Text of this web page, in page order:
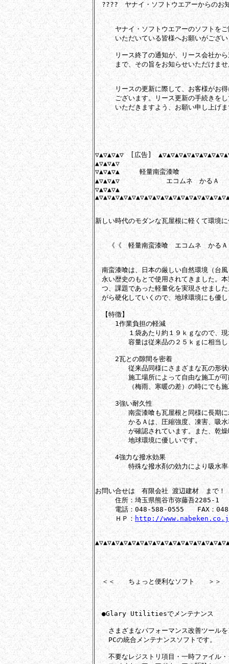
????　ヤナイ・ソフトウエアーからのお
ヤナイ・ソフトウエアーのソフトをご
いただいている皆様へお願いがござい
リース終了の通知が、リース会社から
まで、その旨をお知らせいただけませ
リースの更新に際して、お客様がお得
ございます。リース更新の手続きをし
いただきますよう、お願い申し上げま
▽▲▽▲▽▲▽　[広告]　
▲▽▲▽▲▽
▽▲▽▲▽▲　　　軽量南蛮漆喰
▲▽▲▽▲▽　　　　　　　エコムネ　かるＡ
▽▲▽▲▽▲
新しい時代のモダンな瓦屋根に軽くて環境
《《　軽量南蛮漆喰　エコムネ　かる
南蛮漆喰は、日本の厳しい自然環境（台
永い歴史のもとで使用されてきました。
つ、課題であった軽量化を実現させまし
がら硬化していくので、地球環境にも優
【特徴】
1作業負担の軽減
１袋あたり約１９ｋｇなので、現場
容量は従来品の２５ｋｇに相当し
2瓦との隙間を密着
従来品同様にさまざまな瓦の形状に
施工場所によって自由な施工が可能
（梅雨、寒暖の差）の時にでも施
3強い耐久性
南蛮漆喰も瓦屋根と同様に長期にわ
かるＡは、圧縮強度、凍害、吸水率
が確認されています。また、乾燥時
地球環境に優しいです。
4強力な撥水効果
特殊な撥水剤の効力により吸水率を
お問い合せは　有限会社 渡辺建材　まで！
住所：埼玉県熊谷市弥藤吾2285-1
電話：048-588-0555　　FAX：
ＨＰ：http://
＜＜　　ちょっと便利なソフト　　＞＞
●Glary Utilitiesでメンテナンス
さまざまなパフォーマンス改善ツールを
PCの統合メンテナンスソフトです。
不要なレジストリ項目・一時ファイル・